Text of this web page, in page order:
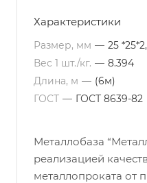
Характеристики
Размер, мм — 25
Вес 1 шт./кг. — 8.394
Длина, м — (6м)
ГОСТ — ГОСТ 8639-82
Металлобаза
реализацией
металлопроката от